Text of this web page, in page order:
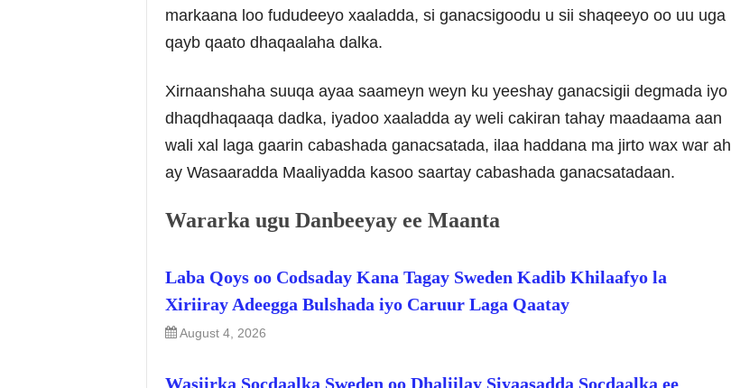
markaana loo fududeeyo xaaladda, si ganacsigoodu u sii shaqeeyo oo uu uga
qayb qaato dhaqaalaha dalka.
Xirnaanshaha suuqa ayaa saameyn weyn ku yeeshay ganacsigii degmada iyo
dhaqdhaqaaqa dadka, iyadoo xaaladda ay weli cakiran tahay maadaama aan
wali xal laga gaarin cabashada ganacsatada, ilaa haddana ma jirto wax war ah
ay Wasaaradda Maaliyadda kasoo saartay cabashada ganacsatadaan.
Wararka ugu Danbeeyay ee Maanta
Laba Qoys oo Codsaday Kana Tagay Sweden Kadib Khilaafyo la
Xiriiray Adeegga Bulshada iyo Caruur Laga Qaatay
August 4, 2026
Wasiirka Socdaalka Sweden oo Dhaliilay Siyaasadda Socdaalka ee